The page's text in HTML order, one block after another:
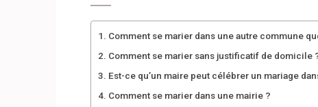
Comment se marier dans une autre commune
Comment se marier sans justificatif de domicile
Est-ce qu’un maire peut célébrer un mariage
Comment se marier dans une mairie ?